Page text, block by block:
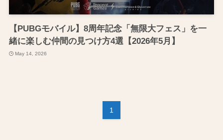
【PUBGモバイル】8周年記念「無限大フェス」を一
緒に楽しむ仲間の見つけ方4選【2026年5月】
May 14, 2026
1